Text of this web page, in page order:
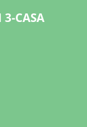
CASA